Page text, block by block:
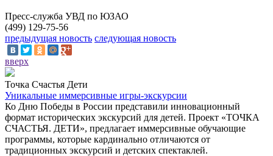
Пресс-служба УВД по ЮЗАО
(499) 129-75-56
предыдущая новость следующая новость
вверх
Точка Счастья Дети
Уникальные иммерсивные игры-экскурсии
Ко Дню Победы в России представили инновационный
формат исторических экскурсий для детей. Проект «ТОЧКА
СЧАСТЬЯ. ДЕТИ», предлагает иммерсивные обучающие
программы, которые кардинально отличаются от
традиционных экскурсий и детских спектаклей.